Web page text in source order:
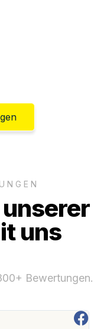
uns
Bewertungen.